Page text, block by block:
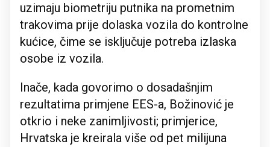
uzimaju biometriju putnika na prometnim
trakovima prije dolaska vozila do kontrolne
kućice, čime se isključuje potreba izlaska
osobe iz vozila.
Inače, kada govorimo o dosadašnjim
rezultatima primjene EES-a, Božinović je
otkrio i neke zanimljivosti; primjerice,
Hrvatska je kreirala više od pet milijuna